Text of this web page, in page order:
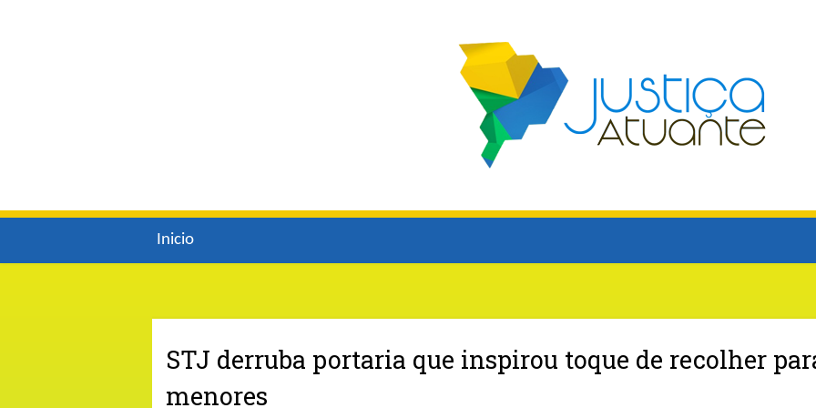
Inicio
STJ derruba portaria que inspirou toque de recolher
menores